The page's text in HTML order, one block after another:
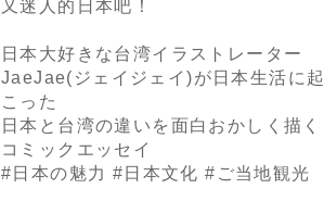
又迷人的日本吧！
日本大好きな台湾イラストレーター
JaeJae(ジェイジェイ)が日本生活に起
こった
日本と台湾の違いを面白おかしく描く
コミックエッセイ
#日本の魅力 #日本文化 #ご当地観光